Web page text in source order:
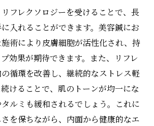
けるリラクゼーションの重要性
康を維持するためのセルフケア
心身の変化とその対応法
リフレクソロジー施術を受ける理
フレクソロジーを受けることで、長
入れることができます。美容鍼にお
術により皮膚細胞が活性化され、持
効果が期待できます。また、リフレ
循環を改善し、継続的なストレス軽
けることで、肌のトーンが均一にな
ルミも緩和されるでしょう。これに
を保ちながら、内面から健康的なエ